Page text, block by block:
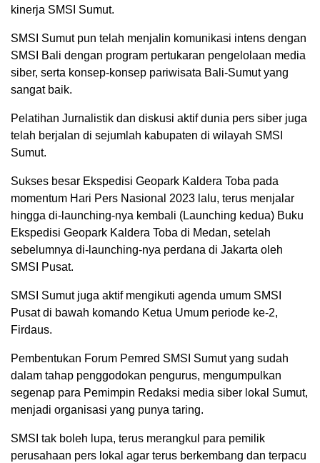
kinerja SMSI Sumut.
SMSI Sumut pun telah menjalin komunikasi intens dengan
SMSI Bali dengan program pertukaran pengelolaan media
siber, serta konsep-konsep pariwisata Bali-Sumut yang
sangat baik.
Pelatihan Jurnalistik dan diskusi aktif dunia pers siber juga
telah berjalan di sejumlah kabupaten di wilayah SMSI
Sumut.
Sukses besar Ekspedisi Geopark Kaldera Toba pada
momentum Hari Pers Nasional 2023 lalu, terus menjalar
hingga di-launching-nya kembali (Launching kedua) Buku
Ekspedisi Geopark Kaldera Toba di Medan, setelah
sebelumnya di-launching-nya perdana di Jakarta oleh
SMSI Pusat.
SMSI Sumut juga aktif mengikuti agenda umum SMSI
Pusat di bawah komando Ketua Umum periode ke-2,
Firdaus.
Pembentukan Forum Pemred SMSI Sumut yang sudah
dalam tahap penggodokan pengurus, mengumpulkan
segenap para Pemimpin Redaksi media siber lokal Sumut,
menjadi organisasi yang punya taring.
SMSI tak boleh lupa, terus merangkul para pemilik
perusahaan pers lokal agar terus berkembang dan terpacu